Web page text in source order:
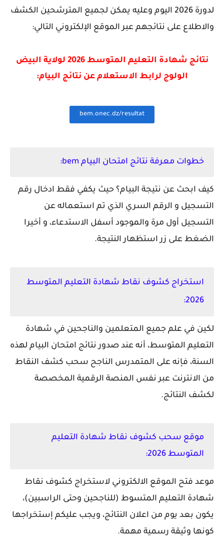
لدورة 2026 اليوم
وعليه يمكن لجميع المترشحين الكشف
والاطلاع على نتائجهم عبر الموقع الإلكتروني التالي:
نتائج شهادة التعليم المتوسط 2026 لولاية
البيض
الولوج لرابط الاستعلام عن نتائج البيام:
bem.onec.dz/resultat
خطوات معرفة نتائج امتحان البيام bem:
كيف ابحث عن نتيجة البيام؟ حيث يكفي فقط ادخال رقم
التسجيل و الرقم السري الذي تم استعماله عن
التسجيل أول مرة والموجود أسفل الاستدعاء، و أخيرا
الضغط على زر استظهار النتيجة.
استخراج كشوف نقاط شهادة التعليم المتوسط
2026:
لكين في علم جميع المتعلمين والناجحين في شهادة
التعليم المتوسط، أنه عند صدور نتائج امتحان البيام لهذه
السنة، فإنه على المتمدرس الناجح سحب كشف النقاط
من الانترنت عبر نفس المنصة الرقمية المخصصة
لكشف النتائج.
موقع سحب كشوف نقاط شهادة التعليم
المتوسط 2026
:
موعد فتح الموقع الالكتروني لاستخراج كشوف نقاط
شهادة التعليم المتسوط (للناجحين وحتى الراسبين)،
يكون بعد يوم من اعلان النتائج، ويجب عليكم إستخراجها
كونها وثيقة رسمية مهمة.